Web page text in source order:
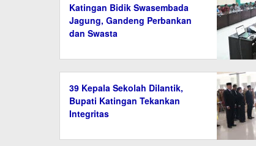
Katingan Bidik Swasembada
Jagung, Gandeng Perbankan
dan Swasta
39 Kepala Sekolah Dilantik,
Bupati Katingan Tekankan
Integritas